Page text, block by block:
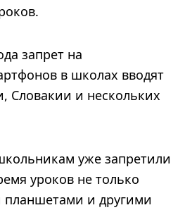
запрет на
в школах вводят
Словакии и нескольких
уже запретили
уроков не только
и другими